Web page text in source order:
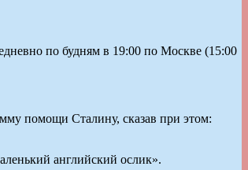
по будням в 19:00 по Москве (15:00
помощи Сталину, сказав при этом:
английский ослик».